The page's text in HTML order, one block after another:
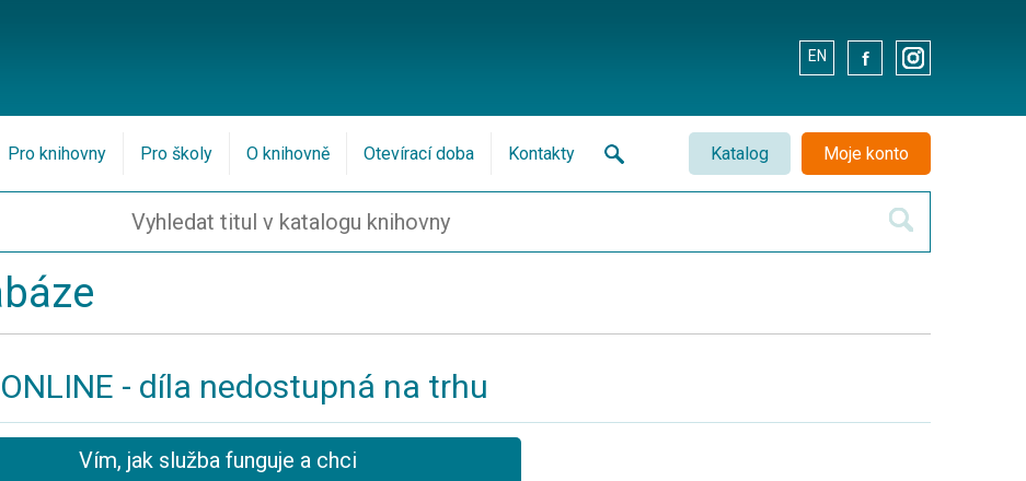
EN . .
Katalog Moje konto
Pro knihovny Pro školy O knihovně Otevírací doba Kontakty
- díla nedostupná na trhu
Vím, jak služba funguje a chci